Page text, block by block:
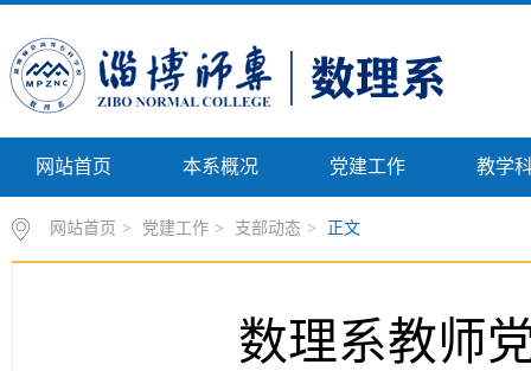
网站首页 本系概况 党建工作 教学
网站首页 > 党建工作 > 支部动态 > 正文
数理系教师